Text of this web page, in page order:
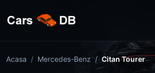
Acasa Mercedes-Benz Citan Tourer